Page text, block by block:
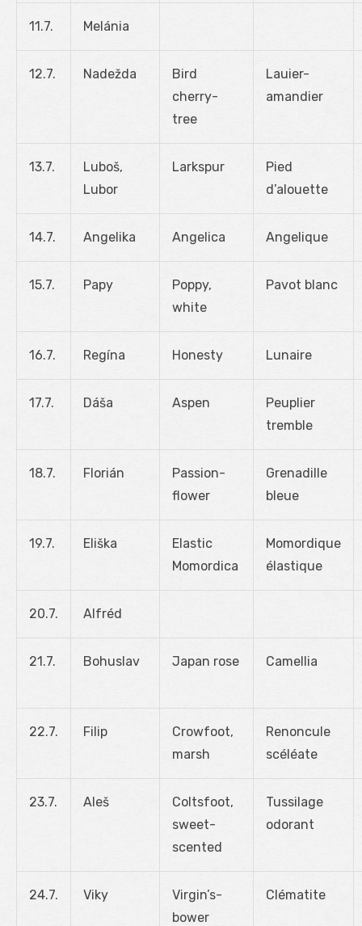
11.7. Melánia
12.7. Nadežda
Bird
cherry-
tree
Lauier-
amandier
13.7.
Luboš,
Lubor
Larkspur
Pied
d’alouette
14.7. Angelika Angelica Angelique
15.7. Papy
Poppy,
white
Pavot blanc
16.7. Regína Honesty Lunaire
17.7. Dáša Aspen
Peuplier
tremble
18.7. Florián
Passion-
flower
Grenadille
bleue
19.7. Eliška
Elastic
Momordica
Momordique
élastique
20.7. Alfréd
21.7. Bohuslav Japan rose Camellia
22.7. Filip
Crowfoot,
marsh
Renoncule
scéléate
23.7. Aleš
Coltsfoot,
sweet-
scented
Tussilage
odorant
24.7. Viky
Virgin’s-
bower
Clématite